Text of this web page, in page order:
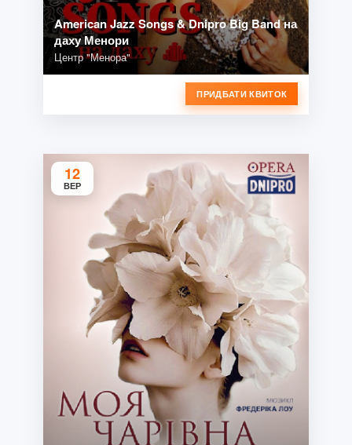
American Jazz Songs & Dnipro Big Band на
даху Менори
Центр "Менора"
ПРИДБАТИ КВИТОК
12
ВЕР